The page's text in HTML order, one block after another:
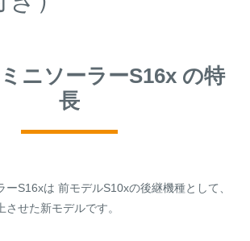
ニソーラーS16x の特
長
ーS16xは 前モデルS10xの後継機種として、
せた新モデルです。